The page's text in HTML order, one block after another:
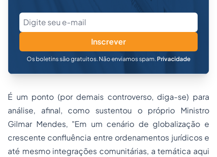
Inscrever
Os boletins são gratuitos. Não enviamos spam. Privacidade
É um ponto (por demais controverso, diga-se) para
análise, afinal, como sustentou o próprio Ministro
Gilmar Mendes, "Em um cenário de globalização e
crescente confluência entre ordenamentos jurídicos e
até mesmo integrações comunitárias, a temática aqui